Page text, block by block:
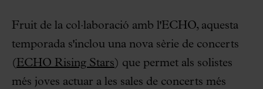
Fruit de la col·laboració amb l'ECHO, aquesta
temporada s'inclou una nova sèrie de concerts
(ECHO Rising Stars) que permet als solistes
més joves actuar a les sales de concerts més